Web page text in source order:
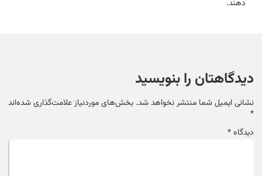
دهند.
دیدگاهتان را بنویسید
نشانی ایمیل شما منتشر نخواهد شد. بخش‌های موردنیاز علامت‌گذاری شده‌اند
*
دیدگاه*